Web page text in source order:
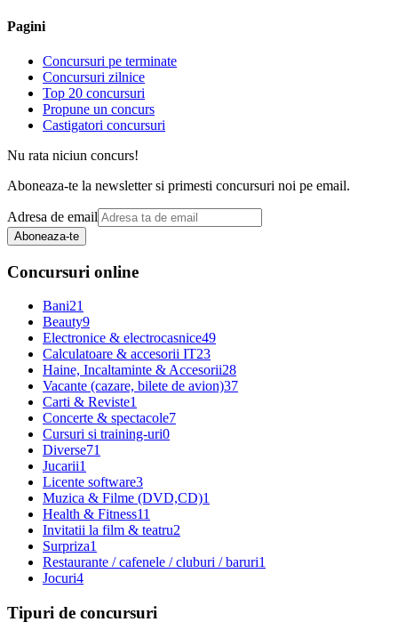
Pagini
Concursuri pe terminate
Concursuri zilnice
Top 20 concursuri
Propune un concurs
Castigatori concursuri
Nu rata niciun concurs!
Aboneaza-te la newsletter si primesti concursuri noi pe email.
Adresa de email
Aboneaza-te
Concursuri online
Bani21
Beauty9
Electronice & electrocasnice49
Calculatoare & accesorii IT23
Haine, Incaltaminte & Accesorii28
Vacante (cazare, bilete de avion)37
Carti & Reviste1
Concerte & spectacole7
Cursuri si training-uri0
Diverse71
Jucarii1
Licente software3
Muzica & Filme (DVD,CD)1
Health & Fitness11
Invitatii la film & teatru2
Surpriza1
Restaurante / cafenele / cluburi / baruri1
Jocuri4
Tipuri de concursuri